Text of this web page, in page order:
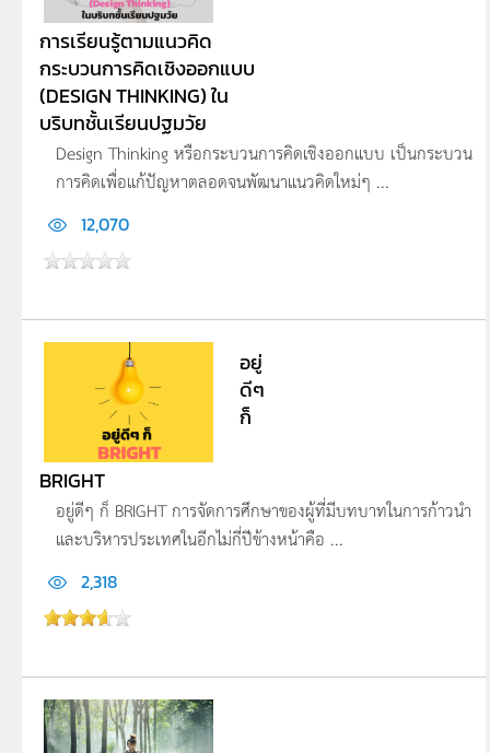
การเรียนรู้ตามแนวคิด
กระบวนการคิดเชิงออกแบบ
(DESIGN THINKING) ใน
บริบทชั้นเรียนปฐมวัย
Design Thinking หรือกระบวนการคิดเชิงออกแบบ เป็นกระบวน
การคิดเพื่อแก้ปัญหาตลอดจนพัฒนาแนวคิดใหม่ๆ ...
12,070
อยู่
ดีๆ
ก็
BRIGHT
อยู่ดีๆ ก็ BRIGHT การจัดการศึกษาของผู้ที่มีบทบาทในการก้าวนำ
และบริหารประเทศในอีกไม่กี่ปีข้างหน้าคือ ...
2,318